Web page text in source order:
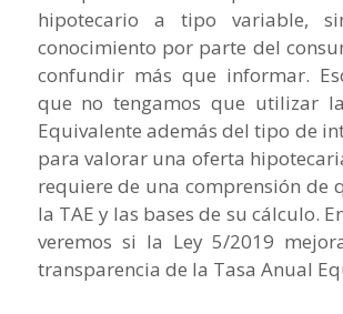
hipotecario a tipo variable,
conocimiento por parte del
confundir más que informar.
que no tengamos que utilizar
Equivalente además del tipo de
para valorar una oferta
requiere de una comprensión de
la TAE y las bases de su cálculo.
veremos si la Ley 5/2019
transparencia de la Tasa Anual